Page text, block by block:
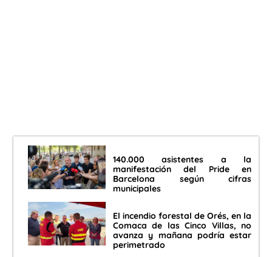
140.000 asistentes a la
manifestación del Pride en
Barcelona según cifras
municipales
El incendio forestal de Orés, en la
Comaca de las Cinco Villas, no
avanza y mañana podría estar
perimetrado